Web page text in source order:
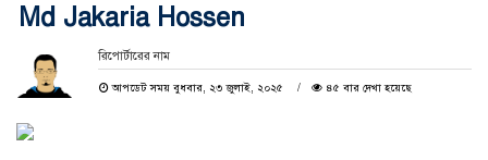
Md Jakaria Hossen
রিপোর্টারের নাম
আপডেট সময় বুধবার, ২৩ জুলাই, ২০২৫ ৪৫ বার দেখা হয়েছে